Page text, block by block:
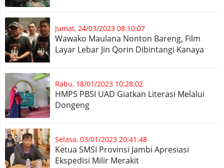
Jumat, 24/03/2023 08:10:07
Wawako Maulana Nonton Bareng, Film
Layar Lebar Jin Qorin Dibintangi Kanaya
Rabu, 18/01/2023 10:28:02
HMPS PBSI UAD Giatkan Literasi Melalui
Dongeng
Selasa, 03/01/2023 20:41:48
Ketua SMSI Provinsi Jambi Apresiasi
Ekspedisi Milir Merakit